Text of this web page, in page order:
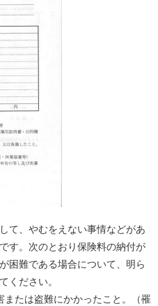
て、やむをえない事情などがあ
す。次のとおり保険料の納付が
困難である場合について、明ら
ください。
または盗難にかかったこと。（罹